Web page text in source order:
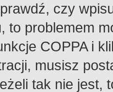
czy
to problemem
COPPA i
musisz
tak nie jest,